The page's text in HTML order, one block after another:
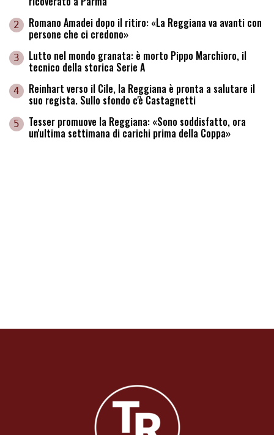
2 Romano Amadei dopo il ritiro: «La Reggiana va avanti con
persone che ci credono»
3 Lutto nel mondo granata: è morto Pippo Marchioro, il
tecnico della storica Serie A
4 Reinhart verso il Cile, la Reggiana è pronta a salutare il
suo regista. Sullo sfondo c'è Castagnetti
5 Tesser promuove la Reggiana: «Sono soddisfatto, ora
un'ultima settimana di carichi prima della Coppa»